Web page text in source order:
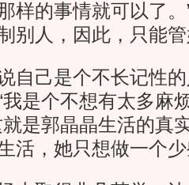
样的事情就可以了
别人，因此，只能
己是个不长记性的
我是个不想有太多麻
是郭晶晶生活的真
活，她只想做一个